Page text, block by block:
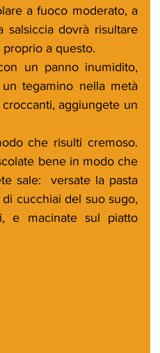
a fuoco moderato, a
dovrà risultare
a questo.
un panno inumidito,
tegamino nella metà
aggiungete un
che risulti cremoso.
bene in modo che
sale:  versate la pasta
cucchiai del suo sugo,
e macinate sul piatto